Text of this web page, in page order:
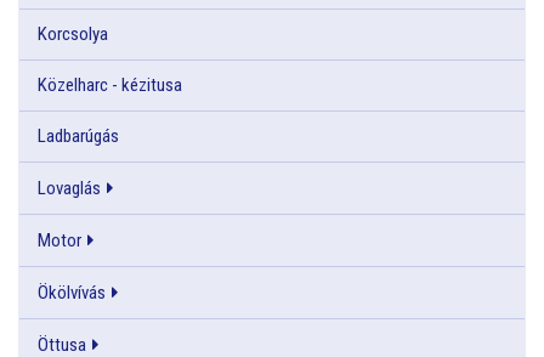
Korcsolya
Közelharc - kézitusa
Ladbarúgás
Lovaglás
Motor
Ökölvívás
Öttusa